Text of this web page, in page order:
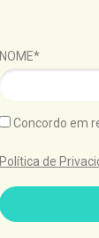
NOME*
Concordo em
Política de